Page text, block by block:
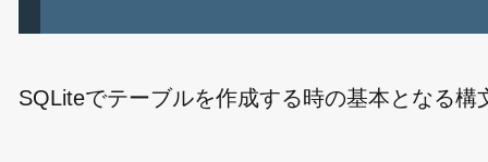
SQLiteでテーブルを作成する時の基本となる構